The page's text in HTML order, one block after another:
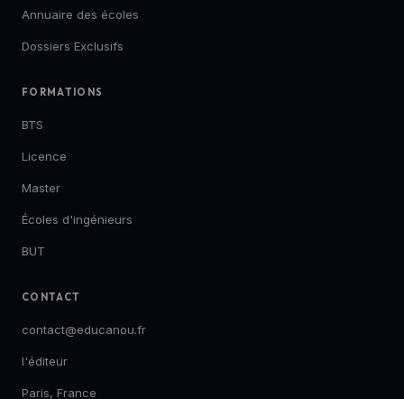
Annuaire des écoles
Dossiers Exclusifs
FORMATIONS
BTS
Licence
Master
Écoles d'ingénieurs
BUT
CONTACT
contact@educanou.fr
l'éditeur
Paris, France